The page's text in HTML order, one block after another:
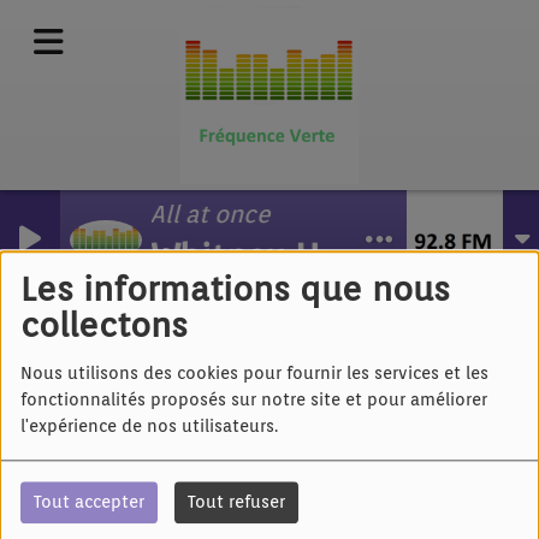
Les informations que nous
collectons
Nous utilisons des cookies pour fournir les services et les
fonctionnalités proposés sur notre site et pour améliorer
l'expérience de nos utilisateurs.
Tout accepter Tout refuser
All at once
Whitney Houston
Volo - Joséphine